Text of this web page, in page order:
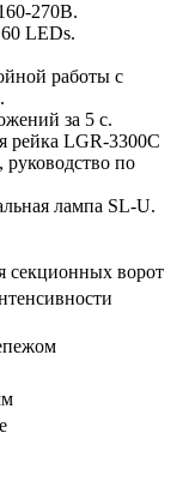
270В.
LEDs.
работы c
за 5 с.
рейка LGR-3300C
по
лампа SL-U.
секционных ворот